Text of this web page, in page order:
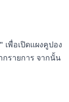
เพื่อเปิดแผงคูปอง
กรายการ จากนั้น